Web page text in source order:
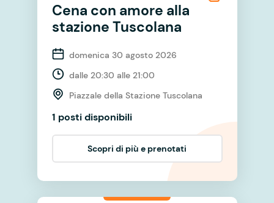
Cena con amore alla
stazione Tuscolana
domenica 30 agosto 2026
dalle 20:30 alle 21:00
Piazzale della Stazione Tuscolana
1 posti disponibili
Scopri di più e prenotati